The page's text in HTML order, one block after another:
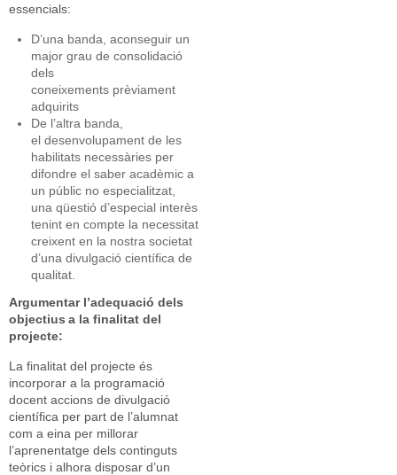
essencials:
D’una banda, aconseguir un
major grau de consolidació
dels
coneixements prèviament
adquirits
De l’altra banda,
el desenvolupament de les
habilitats necessàries per
difondre el saber acadèmic a
un públic no especialitzat,
una qüestió d’especial interès
tenint en compte la necessitat
creixent en la nostra societat
d’una divulgació científica de
qualitat.
Argumentar l’adequació dels
objectius a la finalitat del
projecte:
La finalitat del projecte és
incorporar a la programació
docent accions de divulgació
científica per part de l’alumnat
com a eina per millorar
l’aprenentatge dels continguts
teòrics i alhora disposar d’un